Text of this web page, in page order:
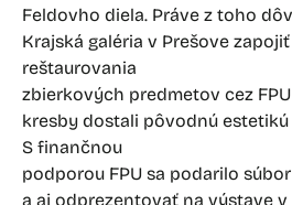
Feldovho diela. Práve z toho
Krajská galéria v Prešove
reštaurovania
zbierkových predmetov cez
kresby dostali pôvodnú
S finančnou
podporou FPU sa podarilo
a aj odprezentovať na výstave